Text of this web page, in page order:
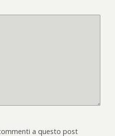
a questo post